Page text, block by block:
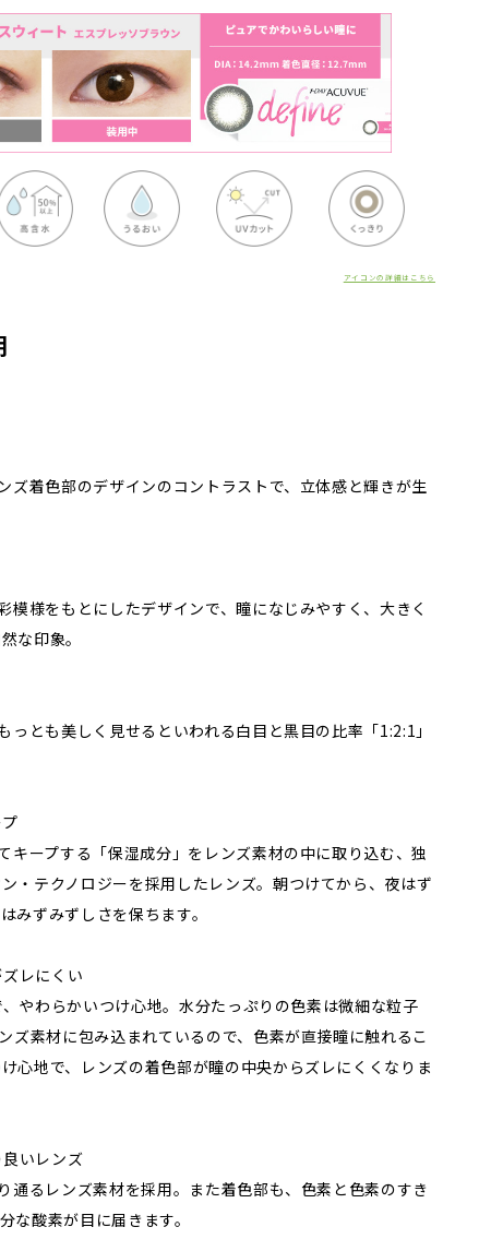
アイコンの詳細はこちら
ズ着色部のデザインのコントラストで、立体感と輝きが生
模様をもとにしたデザインで、瞳になじみやすく、大きく
な印象。
っとも美しく見せるといわれる白目と黒目の比率「1:2:1」
キープする「保湿成分」をレンズ素材の中に取り込む、独
・テクノロジーを採用したレンズ。朝つけてから、夜はず
みずみずしさを保ちます。
レにくい
やわらかいつけ心地。水分たっぷりの色素は微細な粒子
ズ素材に包み込まれているので、色素が直接瞳に触れるこ
心地で、レンズの着色部が瞳の中央からズレにくくなりま
いレンズ
通るレンズ素材を採用。また着色部も、色素と色素のすき
な酸素が目に届きます。